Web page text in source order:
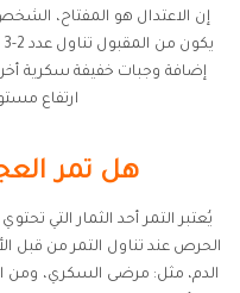
إن الاعتدال هو المفتاح،
إضافة وجبات خفيفة سكرية
ارتفاع
هل تمر
يُعتبر التمر أحد الثمار التي
الحرص عند تناول التمر من قبل
الدم، مثل: مرضى السكري، ومن